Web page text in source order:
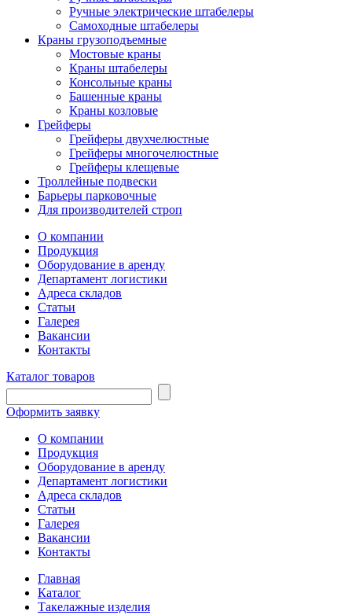
Ручные электрические штабелеры
Самоходные штабелеры
Краны грузоподъемные
Мостовые краны
Краны штабелеры
Консольные краны
Башенные краны
Краны козловые
Грейферы
Грейферы двухчелюстные
Грейферы многочелюстные
Грейферы клещевые
Троллейные подвески
Барьеры парковочные
Для производителей строп
О компании
Продукция
Оборудование в аренду
Департамент логистики
Адреса складов
Статьи
Галерея
Вакансии
Контакты
Каталог товаров
Оформить заявку
О компании
Продукция
Оборудование в аренду
Департамент логистики
Адреса складов
Статьи
Галерея
Вакансии
Контакты
Главная
Каталог
Такелажные изделия